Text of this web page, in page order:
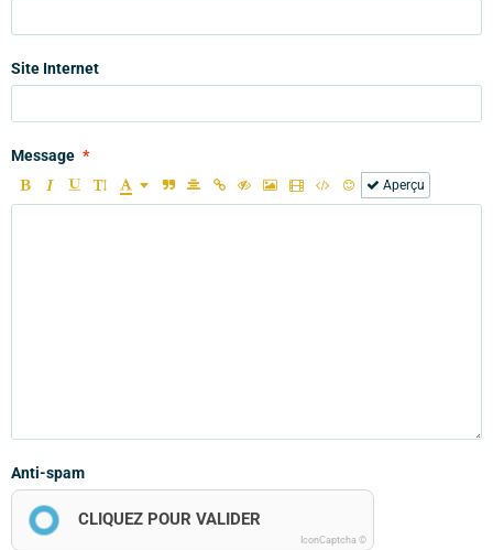
Site Internet
Message
Aperçu
Anti-spam
CLIQUEZ POUR VALIDER
IconCaptcha ©